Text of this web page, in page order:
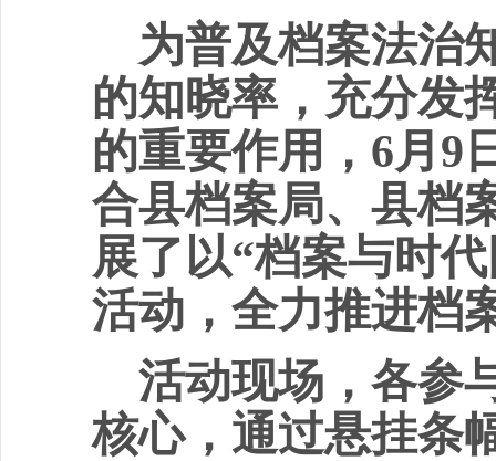
为普及档案法治
的知晓率，充分发
的重要作用， 6月9
合县档案局、县档
展了以“档案与时
活动，全力推进档
活动现场，各参
核心，通过悬挂条